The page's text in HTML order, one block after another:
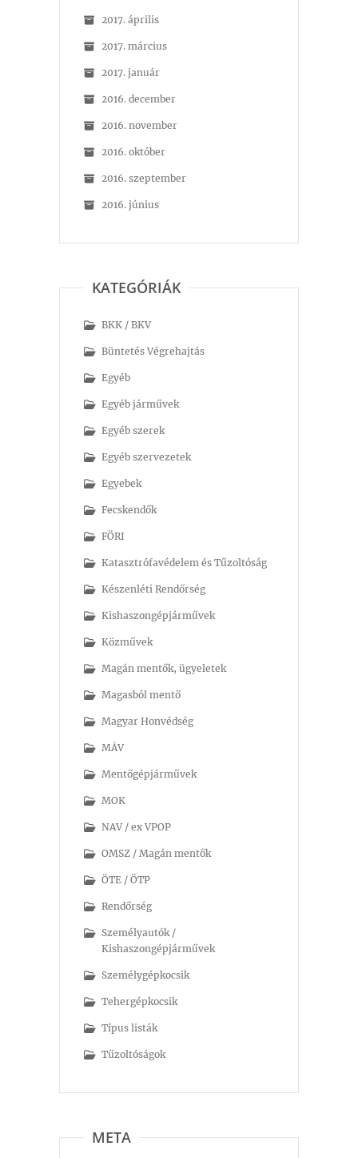
2017. április
2017. március
2017. január
2016. december
2016. november
2016. október
2016. szeptember
2016. június
KATEGÓRIÁK
BKK / BKV
Büntetés Végrehajtás
Egyéb
Egyéb járművek
Egyéb szerek
Egyéb szervezetek
Egyebek
Fecskendők
FÖRI
Katasztrófavédelem és Tűzoltóság
Készenléti Rendőrség
Kishaszongépjárművek
Közművek
Magán mentők, ügyeletek
Magasból mentő
Magyar Honvédség
MÁV
Mentőgépjárművek
MOK
NAV / ex VPOP
OMSZ / Magán mentők
ÖTE / ÖTP
Rendőrség
Személyautók /
Kishaszongépjárművek
Személygépkocsik
Tehergépkocsik
Típus listák
Tűzoltóságok
META